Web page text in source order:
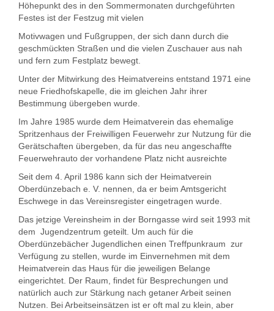
Höhepunkt des in den Sommermonaten durch­geführten
Festes ist der Festzug mit vielen
Motivwagen und Fußgruppen, der sich dann durch die
geschmückten Straßen und die vielen Zuschauer aus nah
und fern zum Festplatz bewegt.
Unter der Mitwirkung des Heimatvereins entstand 1971 eine
neue Friedhofskapelle, die im glei­chen Jahr ihrer
Bestimmung übergeben wurde.
Im Jahre 1985 wurde dem Heimatverein das ehemalige
Spritzenhaus der Freiwilligen Feuerwehr zur Nutzung für die
Gerätschaften übergeben, da für das neu angeschaffte
Feuerwehrauto der vorhandene Platz nicht ausreichte
Seit dem 4. April 1986 kann sich der Heimatverein
Oberdünzebach e. V. nennen, da er beim Amtsge­richt
Eschwege in das Vereinsregister eingetragen wurde.
Das jetzige Vereinsheim in der Borngasse wird seit 1993 mit
dem Jugendzentrum geteilt. Um auch für die
Oberdünzebächer Jugendlichen einen Treffpunkraum zur
Verfügung zu stellen, wurde im Einvernehmen mit dem
Heimatverein das Haus für die jeweiligen Belange
eingerichtet. Der Raum, findet für Besprechungen und
natürlich auch zur Stärkung nach getaner Arbeit seinen
Nutzen. Bei Arbeitseinsätzen ist er oft mal zu klein, aber